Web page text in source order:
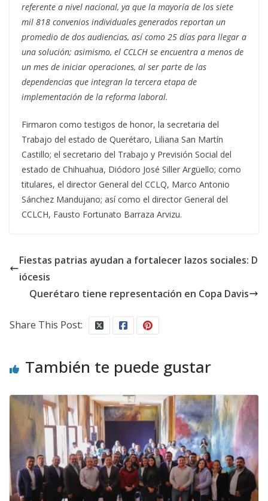
referente a nivel nacional, ya que la mayoría de los siete
mil 818 convenios individuales generados reportan un
promedio de dos audiencias, así como 25 días para llegar a
una solución; asimismo, el CCLCH se encuentra a menos de
un mes de iniciar operaciones, al ser parte de las
dependencias que integran la tercera etapa de
implementación de la reforma laboral.
Firmaron como testigos de honor, la secretaria del
Trabajo del estado de Querétaro, Liliana San Martín
Castillo; el secretario del Trabajo y Previsión Social del
estado de Chihuahua, Diódoro José Siller Argüello; como
titulares, el director General del CCLQ, Marco Antonio
Sánchez Mandujano; así como el director General del
CCLCH, Fausto Fortunato Barraza Arvizu.
Fiestas patrias ayudan a fortalecer lazos sociales: D
iócesis
Querétaro tiene representación en Copa Davis
Share This Post:
También te puede gustar